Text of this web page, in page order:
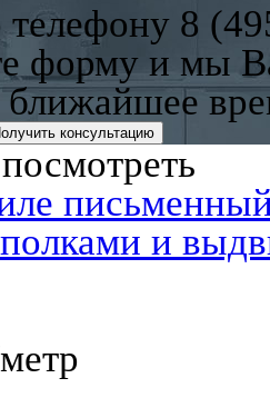
телефону 8
форму и мы
ближайшее
консультацию
и